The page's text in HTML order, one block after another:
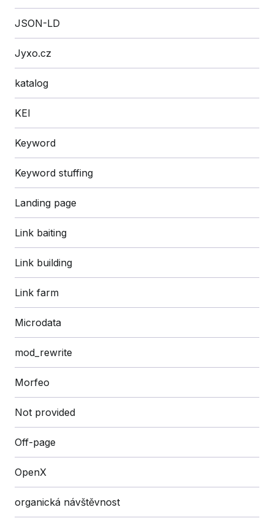
JSON-LD
Jyxo.cz
katalog
KEI
Keyword
Keyword stuffing
Landing page
Link baiting
Link building
Link farm
Microdata
mod_rewrite
Morfeo
Not provided
Off-page
OpenX
organická návštěvnost